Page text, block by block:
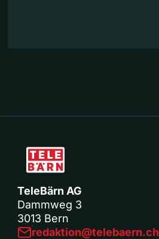
TeleBärn AG
Dammweg 3
3013 Bern
redaktion@telebaern.ch